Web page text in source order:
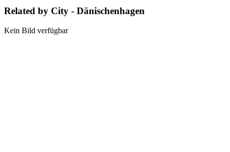
Related by City - Dänischenhagen
Kein Bild verfügbar